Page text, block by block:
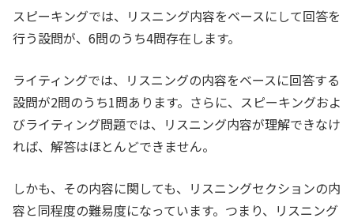
スピーキングでは、リスニング内容をベースにして回答を
行う設問が、6問のうち4問存在します。
ライティングでは、リスニングの内容をベースに回答する
設問が2問のうち1問あります。さらに、スピーキングおよ
びライティング問題では、リスニング内容が理解できなけ
れば、解答はほとんどできません。
しかも、その内容に関しても、リスニングセクションの内
容と同程度の難易度になっています。つまり、リスニング